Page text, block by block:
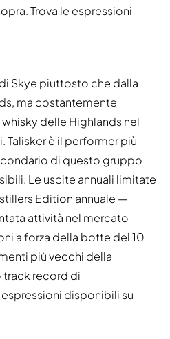
Trova le espressioni
Skye piuttosto che dalla
ma costantemente
delle Highlands nel
è il performer più
di questo gruppo
Le uscite annuali limitate
Edition annuale —
attività nel mercato
a forza della botte del 10
più vecchi della
track record di
disponibili su